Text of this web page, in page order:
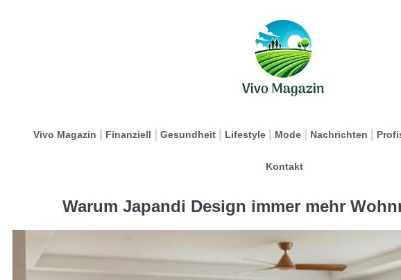
Vivo Magazin Finanziell Gesundheit Lifestyle Mode Nachrichten
Kontakt
Warum Japandi Design immer mehr